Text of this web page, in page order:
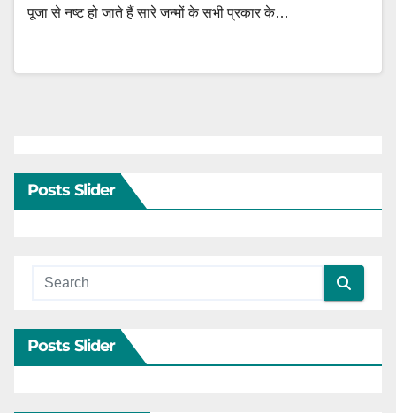
पूजा से नष्ट हो जाते हैं सारे जन्मों के सभी प्रकार के…
Posts Slider
Posts Slider